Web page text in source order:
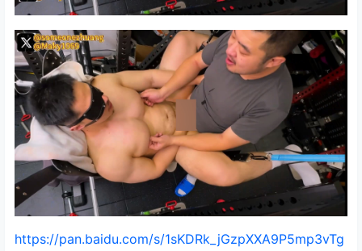
https://pan.baidu.com/s/1sKDRk_jGzpXXA9P5mp3vTg